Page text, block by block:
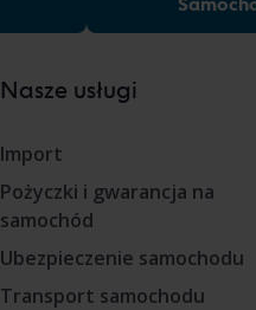
Nasze usługi
Import
Pożyczki i gwarancja na
samochód
Ubezpieczenie samochodu
Transport samochodu